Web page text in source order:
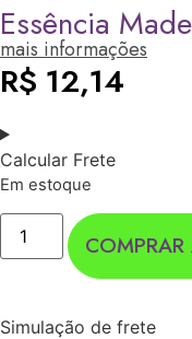
Essência
mais informações
R$ 12,14
Calcular Frete
Em estoque
Simulação de frete